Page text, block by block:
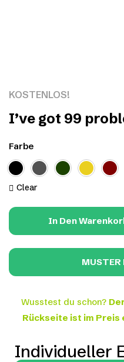
KOSTENLOS!
I’ve got 99
Farbe
Clear
In Den
Wusstest du schon?
Rückseite ist im Preis
Individueller